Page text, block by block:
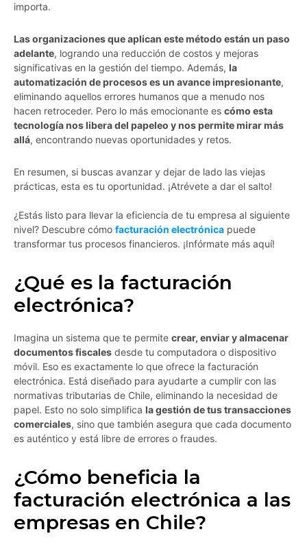
importa.
Las organizaciones que aplican este método están un paso
adelante, logrando una reducción de costos y mejoras
significativas en la gestión del tiempo. Además, la
automatización de procesos es un avance impresionante,
eliminando aquellos errores humanos que a menudo nos
hacen retroceder. Pero lo más emocionante es cómo esta
tecnología nos libera del papeleo y nos permite mirar más
allá, encontrando nuevas oportunidades y retos.
En resumen, si buscas avanzar y dejar de lado las viejas
prácticas, esta es tu oportunidad. ¡Atrévete a dar el salto!
¿Estás listo para llevar la eficiencia de tu empresa al siguiente
nivel? Descubre cómo facturación electrónica puede
transformar tus procesos financieros. ¡Infórmate más aquí!
¿Qué es la facturación
electrónica?
Imagina un sistema que te permite crear, enviar y almacenar
documentos fiscales desde tu computadora o dispositivo
móvil. Eso es exactamente lo que ofrece la facturación
electrónica. Está diseñado para ayudarte a cumplir con las
normativas tributarias de Chile, eliminando la necesidad de
papel. Esto no solo simplifica la gestión de tus transacciones
comerciales, sino que también asegura que cada documento
es auténtico y está libre de errores o fraudes.
¿Cómo beneficia la
facturación electrónica a las
empresas en Chile?